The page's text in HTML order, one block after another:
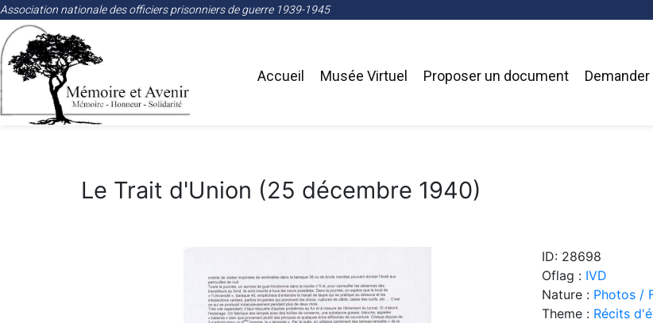
Association nationale des officiers prisonniers de guerre 1939-1945
Accueil Musée Virtuel Proposer un document
Le Trait d'Union (25 décembre 1940)
ID: 28698
Oflag : IVD
Nature : Photos /
Theme : Récits